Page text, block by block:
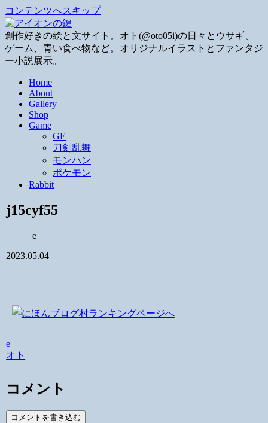
コンテンツへスキップ
創作好きの絵と文サイト。オト(@oto05i)の日々とウサギ、
ゲーム、青い食べ物など。オリジナルイラストとファンタジ
ー小説展示。
Home
About
Gallery
Shop
Game
GE
刀剣乱舞
モンハン
ポケモン
Rabbit
j15cyf55
e
2023.05.04
e
オト
コメント
コメントを書き込む